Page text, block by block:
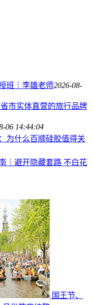
班｜李雄老师2026-08-
市实体直营的旅行品牌
06 14:44:04
为什么百顺硅胶值得关
｜避开隐藏套路 不白花
国王节、